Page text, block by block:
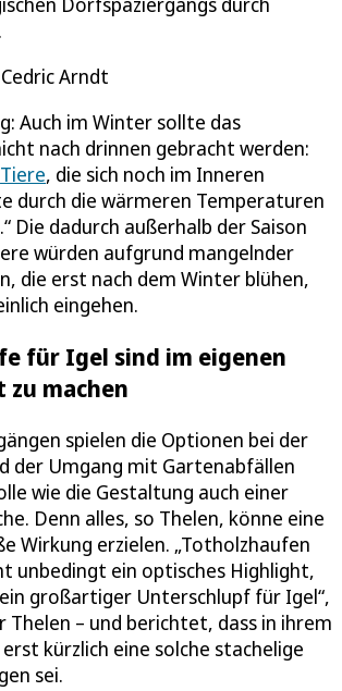
Arndt
Auch im Winter sollte das
nach drinnen gebracht werden:
Tiere, die sich noch im Inneren
durch die wärmeren Temperaturen
Die dadurch außerhalb der Saison
würden aufgrund mangelnder
die erst nach dem Winter blühen,
eingehen.
für Igel sind im eigenen
zu machen
spielen die Optionen bei der
der Umgang mit Gartenabfällen
wie die Gestaltung auch einer
Denn alles, so Thelen, könne eine
Wirkung erzielen. „Totholzhaufen
unbedingt ein optisches Highlight,
großartiger Unterschlupf für Igel“,
Thelen – und berichtet, dass in ihrem
kürzlich eine solche stachelige
sei.